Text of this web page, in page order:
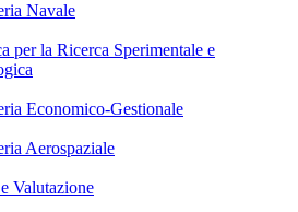
Navale
per la Ricerca Sperimentale e
Economico-Gestionale
Aerospaziale
Valutazione